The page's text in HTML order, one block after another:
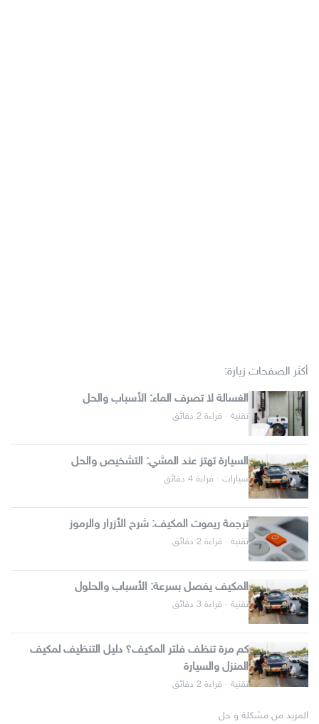
أكثر الصفحات زيارة:
الغسالة لا تصرف الماء: الأسباب والحل
تقنية · قراءة 2 دقائق
السيارة تهتز عند المشي: التشخيص والحل
سيارات · قراءة 4 دقائق
ترجمة ريموت المكيف: شرح الأزرار والرموز
تقنية · قراءة 2 دقائق
المكيف يفصل بسرعة: الأسباب والحلول
تقنية · قراءة 3 دقائق
كم مرة تنظف فلتر المكيف؟ دليل التنظيف لمكيف
المنزل والسيارة
تقنية · قراءة 2 دقائق
المزيد من مشكلة و حل